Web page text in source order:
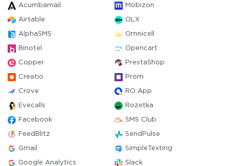
Acumbamail Mobizon
Airtable OLX
AlphaSMS Omnicell
Binotel Opencart
Copper PrestaShop
Creatio Prom
Crove RO App
Evecalls Rozetka
Facebook SMS Club
FeedBlitz SendPulse
Gmail SimpleTexting
Google Analytics Slack